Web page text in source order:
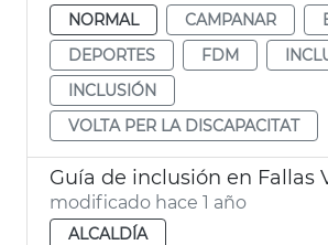
NORMAL CAMPANAR
DEPORTES
FDM
INCLUSIÓN
VOLTA PER LA DISCAPACITAT
modificado hace 1 año
ALCALDÍA